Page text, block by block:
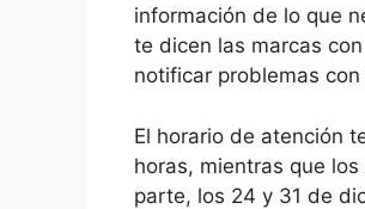
información de lo que
te dicen las marcas
notificar problemas
El horario de atención
horas, mientras que
parte, los 24 y 31 de